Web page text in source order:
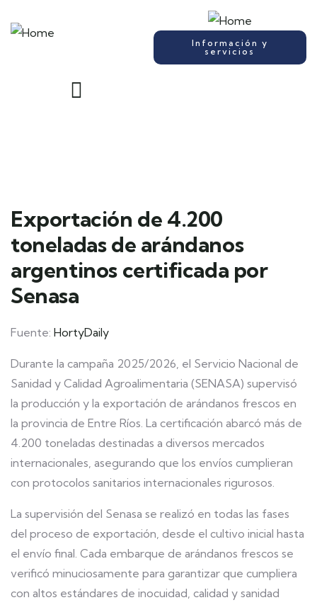
Información y
servicios
Exportación de 4.200
toneladas de arándanos
argentinos certificada por
Senasa
Fuente: HortyDaily
Durante la campaña 2025/2026, el Servicio Nacional de
Sanidad y Calidad Agroalimentaria (SENASA) supervisó
la producción y la exportación de arándanos frescos en
la provincia de Entre Ríos. La certificación abarcó más de
4.200 toneladas destinadas a diversos mercados
internacionales, asegurando que los envíos cumplieran
con protocolos sanitarios internacionales rigurosos.
La supervisión del Senasa se realizó en todas las fases
del proceso de exportación, desde el cultivo inicial hasta
el envío final. Cada embarque de arándanos frescos se
verificó minuciosamente para garantizar que cumpliera
con altos estándares de inocuidad, calidad y sanidad